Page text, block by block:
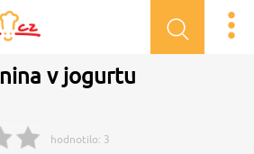
v jogurtu
hodnotilo: 3